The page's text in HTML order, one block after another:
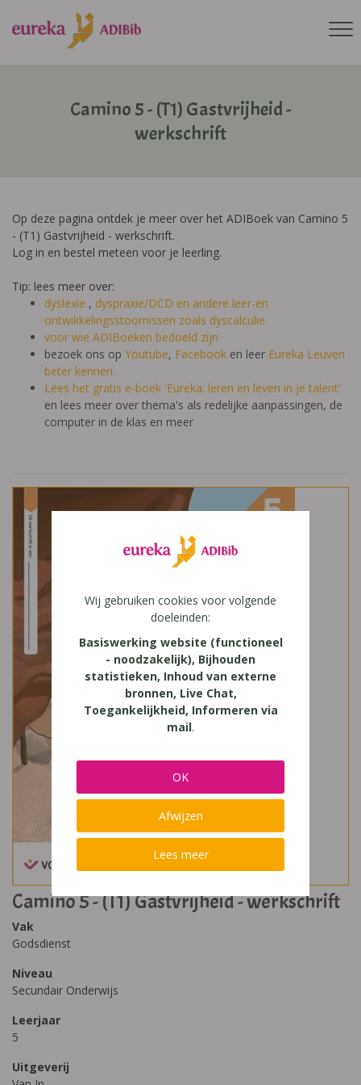
Camino 5 - (T1) Gastvrijheid -
werkschrift
Op deze pagina ontdek je meer over het ADIBoek van Camino 5
- (T1) Gastvrijheid - werkschrift.
Log in en bestel meteen voor je leerling.
Tip: lees meer over:
dyslexie , dyspraxie/DCD en andere leer-en
ontwikkelingsstoornissen zoals dyscalculie
voor wie ADIBoeken bedoeld zijn
bezoek ons op Youtube, Facebook en leer Eureka Leuven
beter kennen.
Lees het gratis e-boek 'Eureka: leren en leven in je talent'
en lees meer over thema's als redelijke aanpassingen, de
computer in de klas en meer
Camino 5 - (T1) Gastvrijheid - werkschrift
Vak
Godsdienst
Niveau
Secundair Onderwijs
Leerjaar
5
Uitgeverij
Wij gebruiken cookies voor volgende
doeleinden:
Basiswerking website (functioneel
- noodzakelijk), Bijhouden
statistieken, Inhoud van externe
bronnen, Live Chat,
Toegankelijkheid, Informeren via
mail.
OK
Afwijzen
Lees meer